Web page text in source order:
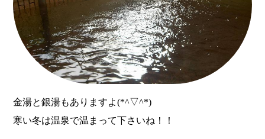
ホーム
金湯と銀湯もありますよ(*^▽^*)
寒い冬は温泉で温まって下さいね！！